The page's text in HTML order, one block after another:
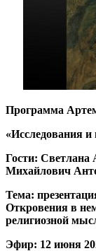
Программа
«Исследования и
Гости: Светлана
Михайлович
Тема:
Откровения в
религиозной
Эфир: 12 июня